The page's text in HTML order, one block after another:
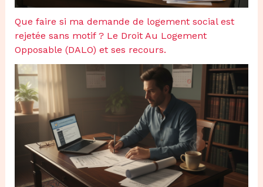
Que faire si ma demande de logement social est
rejetée sans motif ? Le Droit Au Logement
Opposable (DALO) et ses recours.